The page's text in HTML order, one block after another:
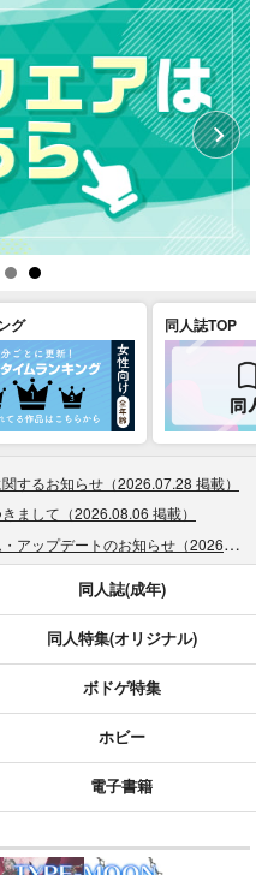
グ 同人誌TOP
するお知らせ（2026.07.28 掲載）
まして（2026.08.06 掲載）
デートのお知らせ（2026.05.07 掲載）
開始のお知らせ（2026.01.05 更新｜2025.12.30 掲載）
ンペーン」終了のお知らせ（2025.11.21 掲載）
更新｜2025.08.01 掲載）
せ（2024.11.20 掲載）
同人誌(成年)
同人特集(オリジナル)
ボドゲ特集
ホビー
電子書籍